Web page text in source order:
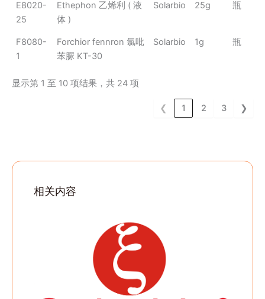
E8020-
25
Ethephon 乙烯利 ( 液
体 )
Solarbio 25g 瓶
F8080-
1
Forchior fennron 氯吡
苯脲 KT-30
Solarbio 1g 瓶
显示第 1 至 10 项结果，共 24 项
❮ 1 2 3 ❯
相关内容